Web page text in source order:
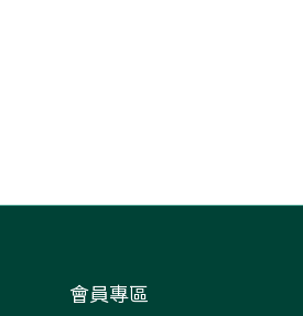
會員專區